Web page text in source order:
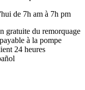
de 7h am à 7h pm
gratuite du remorquage
à la pompe
24 heures